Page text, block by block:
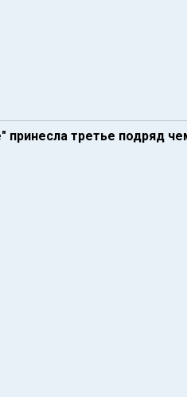
третье подряд